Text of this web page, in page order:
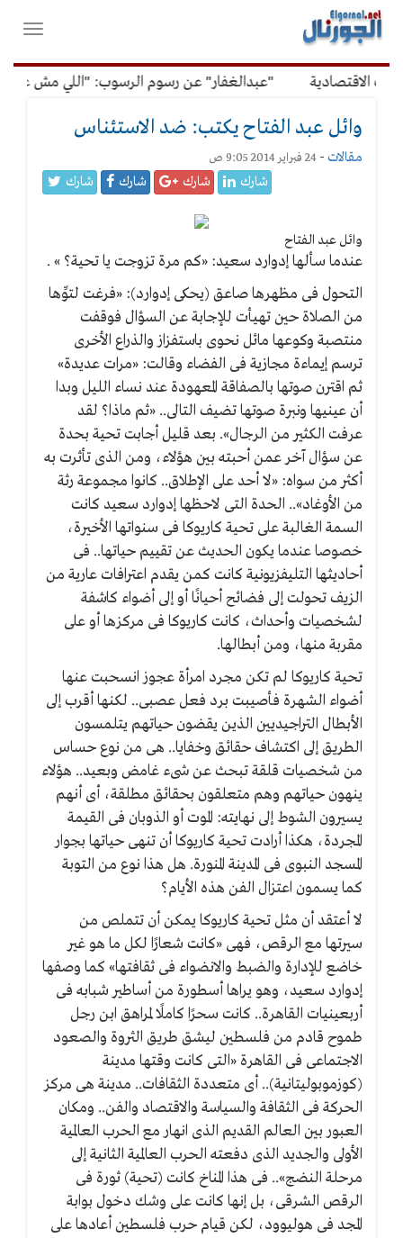
القائمة
الرئيسية
فتح
"عبدالغفار" عن رسوم الرسوب: "اللي مش عاوز
وائل عبد الفتاح يكتب: ضد الاستئناس
مقالات - 24 فبراير 2014 9:05 ص
شارك شارك شارك شارك
وائل عبد الفتاح
عندما سألها إدوارد سعيد: «كم مرة تزوجت يا تحية؟ » .
التحول فى مظهرها صاعق (يحكى إدوارد): «فرغت لتوِّها
من الصلاة حين تهيأت للإجابة عن السؤال فوقفت
منتصبة وكوعها مائل نحوى باستفزاز والذراع الأخرى
ترسم إيماءة مجازية فى الفضاء وقالت: «مرات عديدة»
ثم اقترن صوتها بالصفاقة المعهودة عند نساء الليل وبدا
أن عينيها ونبرة صوتها تضيف التالى.. «ثم ماذا؟ لقد
عرفت الكثير من الرجال». بعد قليل أجابت تحية بحدة
عن سؤال آخر عمن أحبته بين هؤلاء، ومن الذى تأثرت به
أكثر من سواه: «لا أحد على الإطلاق.. كانوا مجموعة رثة
من الأوغاد».. الحدة التى لاحظها إدوارد سعيد كانت
السمة الغالبة على تحية كاريوكا فى سنواتها الأخيرة،
خصوصا عندما يكون الحديث عن تقييم حياتها.. فى
أحاديثها التليفزيونية كانت كمن يقدم اعترافات عارية من
الزيف تحولت إلى فضائح أحيانًا أو إلى أضواء كاشفة
لشخصيات وأحداث، كانت كاريوكا فى مركزها أو على
مقربة منها، ومن أبطالها.
تحية كاريوكا لم تكن مجرد امرأة عجوز انسحبت عنها
أضواء الشهرة فأصيبت برد فعل عصبى.. لكنها أقرب إلى
الأبطال التراجيديين الذين يقضون حياتهم يتلمسون
الطريق إلى اكتشاف حقائق وخفايا.. هى من نوع حساس
من شخصيات قلقة تبحث عن شىء غامض وبعيد.. هؤلاء
ينهون حياتهم وهم متعلقون بحقائق مطلقة، أى أنهم
يسيرون الشوط إلى نهايته: الموت أو الذوبان فى القيمة
المجردة، هكذا أرادت تحية كاريوكا أن تنهى حياتها بجوار
المسجد النبوى فى المدينة المنورة. هل هذا نوع من التوبة
كما يسمون اعتزال الفن هذه الأيام؟
لا أعتقد أن مثل تحية كاريوكا يمكن أن تتملص من
سيرتها مع الرقص، فهى «كانت شعارًا لكل ما هو غير
خاضع للإدارة والضبط والانضواء فى ثقافتها» كما وصفها
إدوارد سعيد، وهو يراها أسطورة من أساطير شبابه فى
أربعينيات القاهرة.. كانت سحرًا كاملًا لمراهق ابن رجل
طموح قادم من فلسطين ليشق طريق الثروة والصعود
الاجتماعى فى القاهرة «التى كانت وقتها مدينة
(كوزموبوليتانية).. أى متعددة الثقافات.. مدينة هى مركز
الحركة فى الثقافة والسياسة والاقتصاد والفن.. ومكان
العبور بين العالم القديم الذى انهار مع الحرب العالمية
الأولى والجديد الذى دفعته الحرب العالمية الثانية إلى
مرحلة النضج».. فى هذا المناخ كانت (تحية) ثورة فى
الرقص الشرقى، بل إنها كانت على وشك دخول بوابة
المجد فى هوليوود، لكن قيام حرب فلسطين أعادها على